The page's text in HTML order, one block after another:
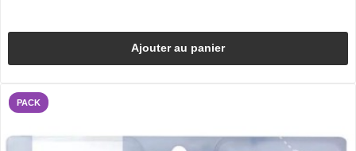
Ajouter au panier
PACK